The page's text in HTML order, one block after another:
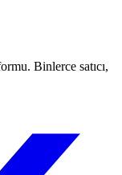
Binlerce satıcı,